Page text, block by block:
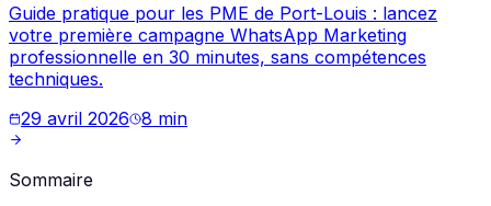
Guide pratique pour les PME de Port-Louis : lancez
votre première campagne WhatsApp Marketing
professionnelle en 30 minutes, sans compétences
techniques.
29 avril 2026 8 min
Sommaire